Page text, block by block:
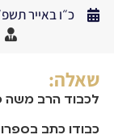
כ״ו באייר
שאלה:
לכבוד הרב משה
כבודו כתב